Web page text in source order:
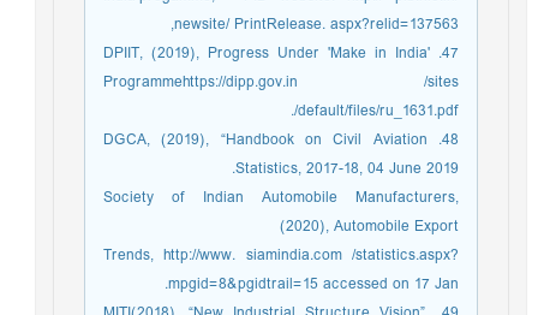
newsite/ PrintRelease. aspx?relid=137563,
47. DPIIT, (2019), Progress Under 'Make in India'
Programmehttps://dipp.gov.in /sites
/default/files/ru_1631.pdf.
48. DGCA, (2019), “Handbook on Civil Aviation
Statistics, 2017-18, 04 June 2019.
Society of Indian Automobile Manufacturers,
(2020), Automobile Export
Trends, http://www. siamindia.com /statistics.aspx?
mpgid=8&pgidtrail=15 accessed on 17 Jan.